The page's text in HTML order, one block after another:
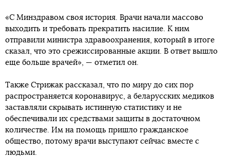
«С Минздравом своя история. Врачи начали массово
выходить и требовать прекратить насилие. К ним
отправили министра здравоохранения, который в итоге
сказал, что это срежиссированные акции. В ответ вышло
еще больше врачей», — отметил он.
Также Стрижак рассказал, что по миру до сих пор
распространяется коронавирус, а беларусских медиков
заставляли скрывать истинную статистику и не
обеспечивали их средствами защиты в достаточном
количестве. Им на помощь пришло гражданское
общество, потому врачи выступают сейчас вместе с
людьми.